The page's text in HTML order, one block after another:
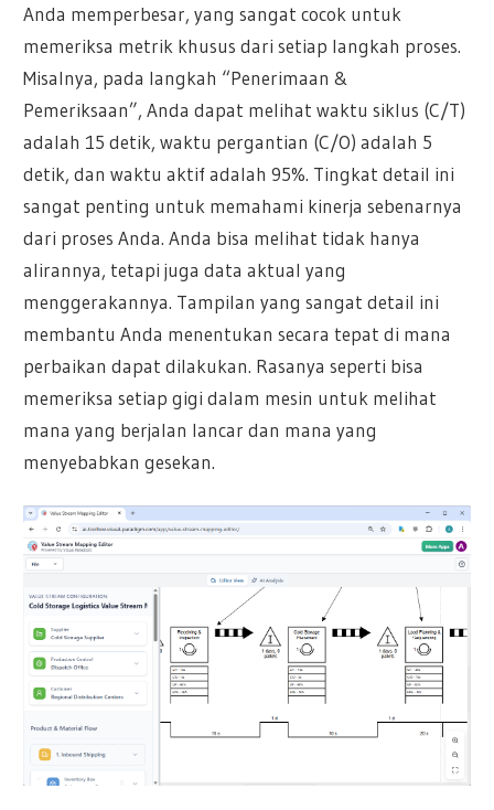
Anda memperbesar, yang sangat cocok untuk
memeriksa metrik khusus dari setiap langkah proses.
Misalnya, pada langkah “Penerimaan &
Pemeriksaan”, Anda dapat melihat waktu siklus (C/T)
adalah 15 detik, waktu pergantian (C/O) adalah 5
detik, dan waktu aktif adalah 95%. Tingkat detail ini
sangat penting untuk memahami kinerja sebenarnya
dari proses Anda. Anda bisa melihat tidak hanya
alirannya, tetapi juga data aktual yang
menggerakannya. Tampilan yang sangat detail ini
membantu Anda menentukan secara tepat di mana
perbaikan dapat dilakukan. Rasanya seperti bisa
memeriksa setiap gigi dalam mesin untuk melihat
mana yang berjalan lancar dan mana yang
menyebabkan gesekan.